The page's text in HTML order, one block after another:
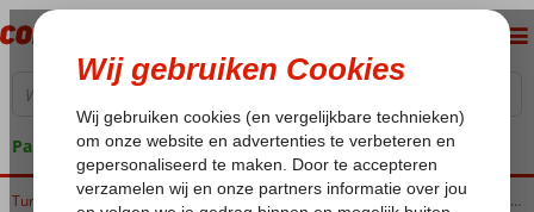
Pakketgarantie
Home Turkse Riviera Kemer Kemer-Centrum Fame Residence Kemer & Spa